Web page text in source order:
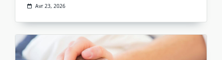
Avr 23, 2026